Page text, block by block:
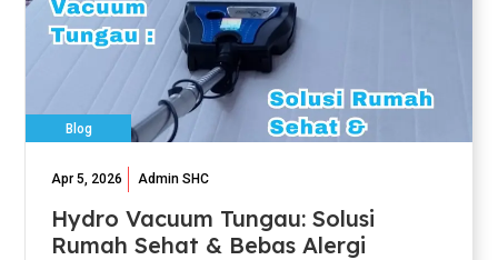
Blog
Apr 5, 2026 Admin SHC
Hydro Vacuum Tungau: Solusi
Rumah Sehat & Bebas Alergi